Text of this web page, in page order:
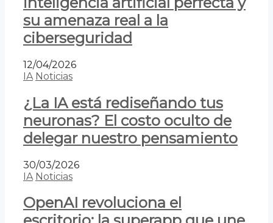
su amenaza real a la
ciberseguridad
12/04/2026
IA Noticias
¿La IA está rediseñando tus
neuronas? El costo oculto de
delegar nuestro pensamiento
30/03/2026
IA Noticias
OpenAI revoluciona el